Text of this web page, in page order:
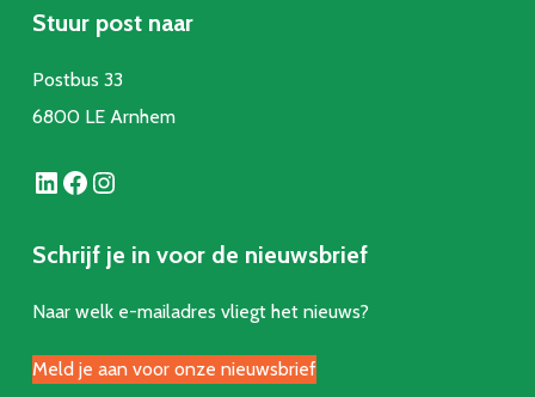
Stuur post naar
Postbus 33
6800 LE Arnhem
LinkedIn Facebook Instagram
Schrijf je in voor de nieuwsbrief
Naar welk e-mailadres vliegt het nieuws?
Meld je aan voor onze nieuwsbrief